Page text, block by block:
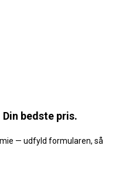
bedste pris.
— udfyld formularen, så